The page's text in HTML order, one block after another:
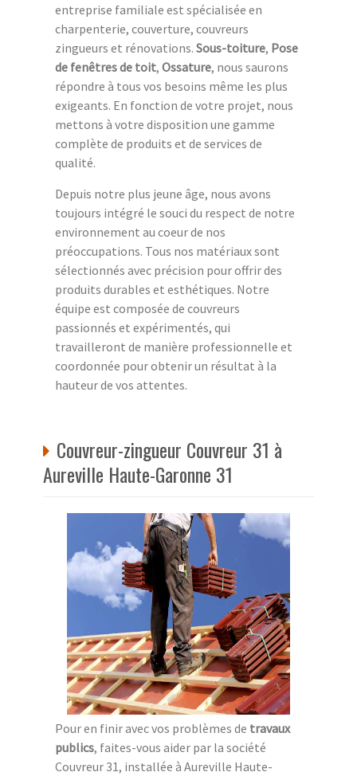
entreprise familiale est spécialisée en
charpenterie, couverture, couvreurs
zingueurs et rénovations. Sous-toiture, Pose
de fenêtres de toit, Ossature, nous saurons
répondre à tous vos besoins même les plus
exigeants. En fonction de votre projet, nous
mettons à votre disposition une gamme
complète de produits et de services de
qualité.
Depuis notre plus jeune âge, nous avons
toujours intégré le souci du respect de notre
environnement au coeur de nos
préoccupations. Tous nos matériaux sont
sélectionnés avec précision pour offrir des
produits durables et esthétiques. Notre
équipe est composée de couvreurs
passionnés et expérimentés, qui
travailleront de manière professionnelle et
coordonnée pour obtenir un résultat à la
hauteur de vos attentes.
Couvreur-zingueur Couvreur 31 à
Aureville Haute-Garonne 31
Pour en finir avec vos problèmes de travaux
publics, faites-vous aider par la société
Couvreur 31, installée à Aureville Haute-